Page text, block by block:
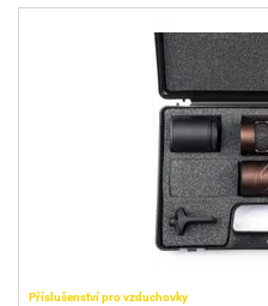
Příslušenství pro vzduchovky